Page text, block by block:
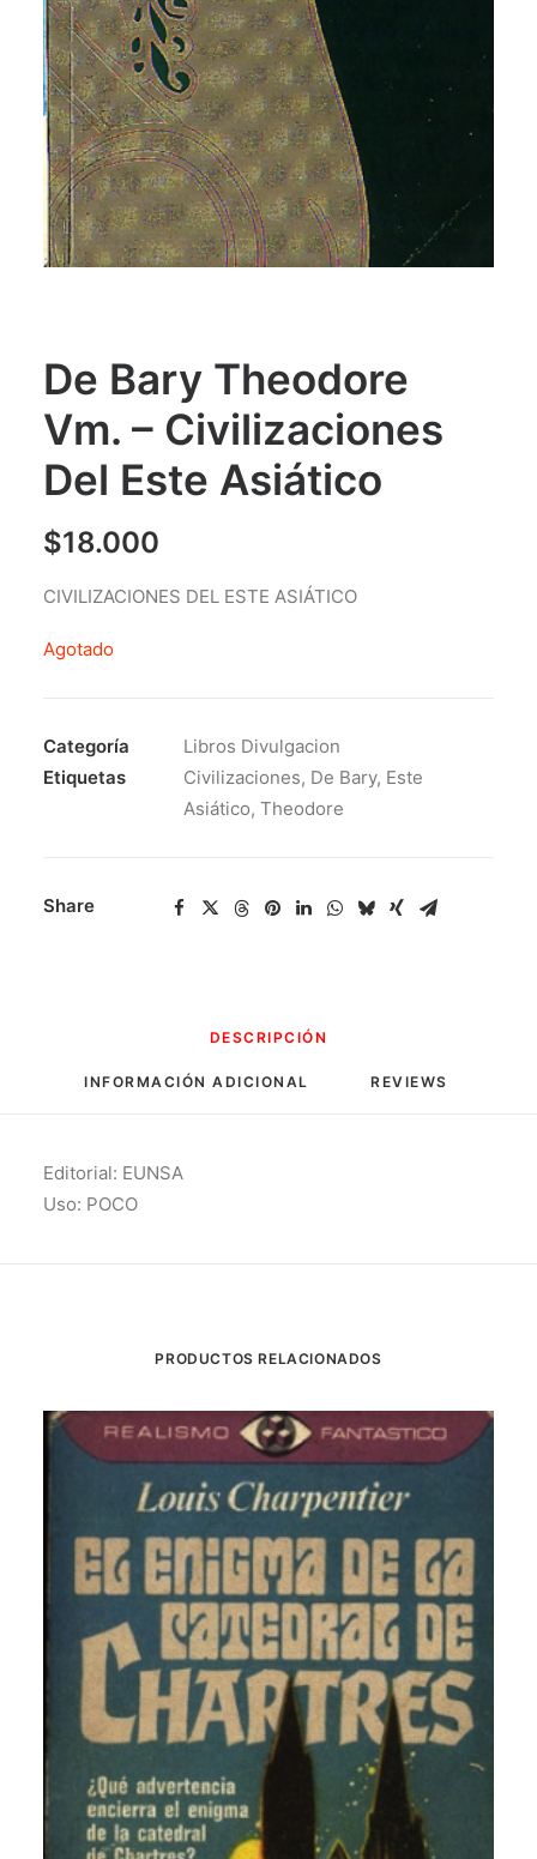
CONTACTO
LOGIN / REGISTER
CART
De Bary Theodore
Vm. – Civilizaciones
Del Este Asiático
$18.000
CIVILIZACIONES DEL ESTE ASIÁTICO
Agotado
Categoría
Libros Divulgacion
Etiquetas
Civilizaciones, De Bary, Este
Asiático, Theodore
Share
DESCRIPCIÓN
INFORMACIÓN ADICIONAL REVIEWS
Editorial: EUNSA
Uso: POCO
PRODUCTOS RELACIONADOS